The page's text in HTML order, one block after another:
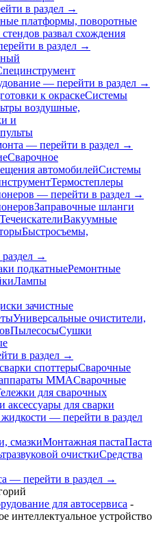
в раздел →
платформы, поворотные
развал схождения
в раздел →
— перейти в раздел →
к окраскеСистемы
воздушные,
и
— перейти в раздел →
Сварочное
автомобилейСистемы
Термостеплеры
— перейти в раздел →
Заправочные шланги
ТечеискателиВакуумные
Быстросъемы,
→
подкатныеРемонтные
Лампы
зачистные
Универсальные очистители,
ПылесосыСушки
в раздел →
cпоттерыСварочные
MMAСварочные
для сварочных
аксессуары для сварки
— перейти в раздел
смазкиМонтажная пастаПаста
очисткиСредства
— перейти в раздел →
для автосервиса -
интеллектуальное устройство